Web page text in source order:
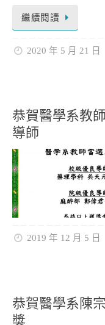
繼續閱讀
2020 年 5 月 21 日
恭賀醫學系教
導師
2019 年 12 月 5 日
恭賀醫學系陳
獎